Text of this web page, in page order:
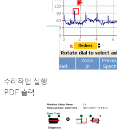
수리작업 실행
PDF 출력